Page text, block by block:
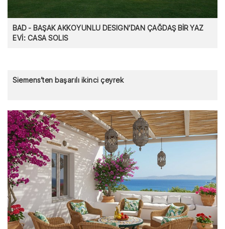
BAD - BAŞAK AKKOYUNLU DESIGN’DAN ÇAĞDAŞ BİR YAZ
EVİ: CASA SOLIS
Siemens’ten başarılı ikinci çeyrek